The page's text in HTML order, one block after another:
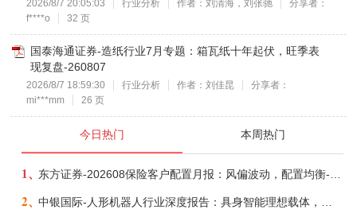
2026/8/7 20:05:03 行业分析 作者：刘清海，刘张驰
分享者：
f****o
32 页
国泰海通证券-造纸行业7月专题：箱瓦纸十年起伏，旺季表
现复盘-260807
2026/8/7 18:59:30 行业分析 作者：刘佳昆
分享者：
mi***mm
26 页
今日热门 本周热门
1、
2、